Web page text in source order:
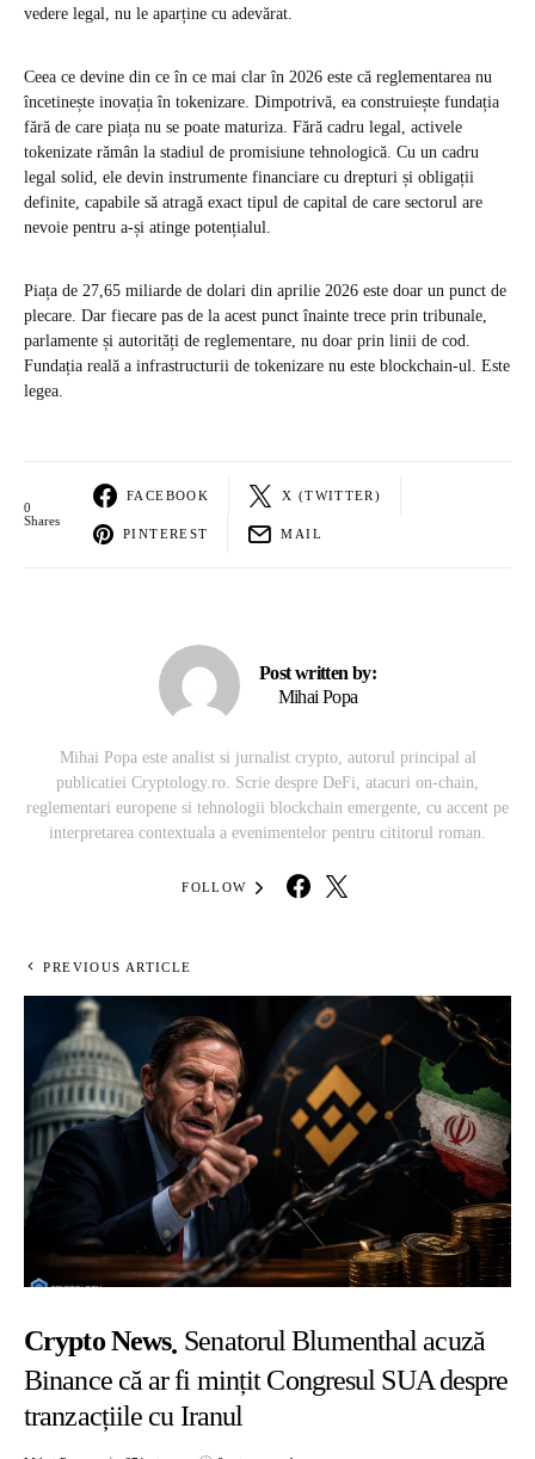
vedere legal, nu le aparține cu adevărat.
Ceea ce devine din ce în ce mai clar în 2026 este că reglementarea nu
încetinește inovația în tokenizare. Dimpotrivă, ea construiește fundația
fără de care piața nu se poate maturiza. Fără cadru legal, activele
tokenizate rămân la stadiul de promisiune tehnologică. Cu un cadru
legal solid, ele devin instrumente financiare cu drepturi și obligații
definite, capabile să atragă exact tipul de capital de care sectorul are
nevoie pentru a-și atinge potențialul.
Piața de 27,65 miliarde de dolari din aprilie 2026 este doar un punct de
plecare. Dar fiecare pas de la acest punct înainte trece prin tribunale,
parlamente și autorități de reglementare, nu doar prin linii de cod.
Fundația reală a infrastructurii de tokenizare nu este blockchain-ul. Este
legea.
0
Shares
FACEBOOK X (TWITTER)
PINTEREST MAIL
Post written by:
Mihai Popa
Mihai Popa este analist si jurnalist crypto, autorul principal al
publicatiei Cryptology.ro. Scrie despre DeFi, atacuri on-chain,
reglementari europene si tehnologii blockchain emergente, cu accent pe
interpretarea contextuala a evenimentelor pentru cititorul roman.
FOLLOW
PREVIOUS ARTICLE
Crypto News Senatorul Blumenthal acuză
Binance că ar fi mințit Congresul SUA despre
tranzacțiile cu Iranul